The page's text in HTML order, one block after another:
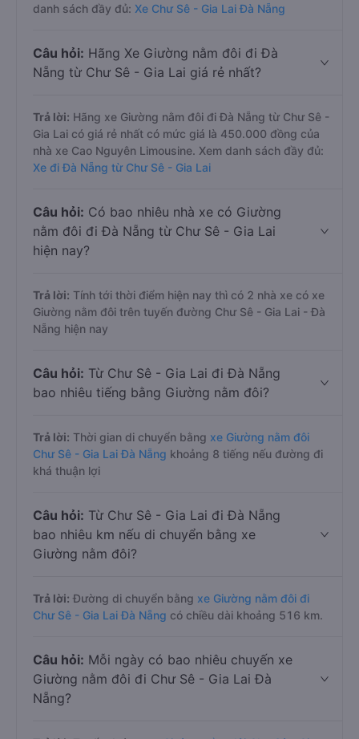
danh sách đầy đủ: Xe Chư Sê - Gia Lai Đà Nẵng
Câu hỏi: Hãng Xe Giường nằm đôi đi Đà
Nẵng từ Chư Sê - Gia Lai giá rẻ nhất?
Trả lời: Hãng xe Giường nằm đôi đi Đà Nẵng từ Chư Sê -
Gia Lai có giá rẻ nhất có mức giá là 450.000 đồng của
nhà xe Cao Nguyên Limousine. Xem danh sách đầy đủ:
Xe đi Đà Nẵng từ Chư Sê - Gia Lai
Câu hỏi: Có bao nhiêu nhà xe có Giường
nằm đôi đi Đà Nẵng từ Chư Sê - Gia Lai
hiện nay?
Trả lời: Tính tới thời điểm hiện nay thì có 2 nhà xe có xe
Giường nằm đôi trên tuyến đường Chư Sê - Gia Lai - Đà
Nẵng hiện nay
Câu hỏi: Từ Chư Sê - Gia Lai đi Đà Nẵng
bao nhiêu tiếng bằng Giường nằm đôi?
Trả lời: Thời gian di chuyển bằng xe Giường nằm đôi
Chư Sê - Gia Lai Đà Nẵng khoảng 8 tiếng nếu đường đi
khá thuận lợi
Câu hỏi: Từ Chư Sê - Gia Lai đi Đà Nẵng
bao nhiêu km nếu di chuyển bằng xe
Giường nằm đôi?
Trả lời: Đường di chuyển bằng xe Giường nằm đôi đi
Chư Sê - Gia Lai Đà Nẵng có chiều dài khoảng 516 km.
Câu hỏi: Mỗi ngày có bao nhiêu chuyến xe
Giường nằm đôi đi Chư Sê - Gia Lai Đà
Nẵng?